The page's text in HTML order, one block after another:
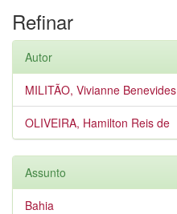
Refinar
Autor
MILITÃO, Vivianne Benevides
OLIVEIRA, Hamilton Reis de
Assunto
Bahia